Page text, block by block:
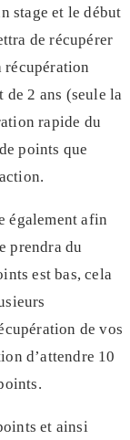
stage et le début
de récupérer
récupération
de 2 ans (seule la
rapide du
points que
également afin
prendra du
est bas, cela
de vos
d’attendre 10
et ainsi